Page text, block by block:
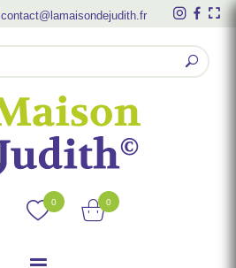
contact@lamaisondejudith.fr
0 0